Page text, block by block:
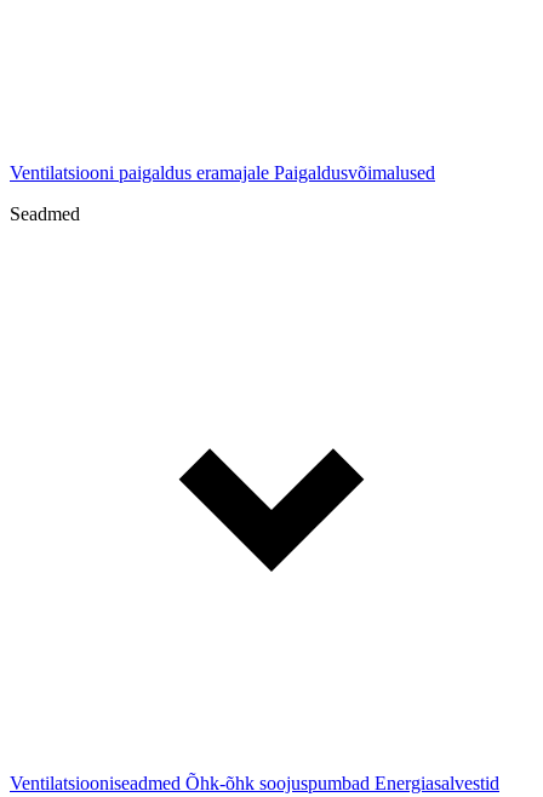
Ventilatsiooni paigaldus eramajale Paigaldusvõimalused
Seadmed
Ventilatsiooniseadmed Õhk-õhk soojuspumbad Energiasalvestid